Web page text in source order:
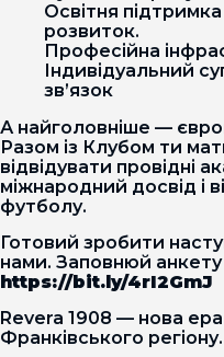
Освітня
розвиток.
Професійна
Індивідуальний
зв’язок
А найголовніше —
Разом із Клубом ти
відвідувати провідні
міжнародний досвід і
футболу.
Готовий зробити
нами. Заповнюй анкету
https://bit.ly/4rI2GmJ
Revera 1908 — нова ера
Франківського регіону.